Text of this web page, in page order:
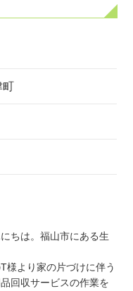
町
ちは。福山市にある生
様より家の片づけに伴う
回収サービスの作業を